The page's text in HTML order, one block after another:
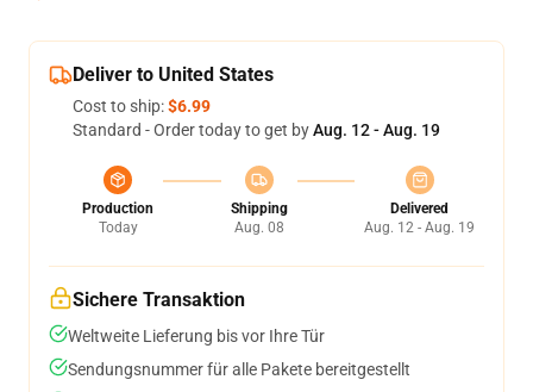
Deliver to United States
Cost to ship:$6.99
Standard - Order today to get byAug. 12 - Aug. 19
Production
Today
Shipping
Aug. 08
Delivered
Aug. 12 - Aug. 19
Sichere Transaktion
Weltweite Lieferung bis vor Ihre Tür
Sendungsnummer für alle Pakete bereitgestellt